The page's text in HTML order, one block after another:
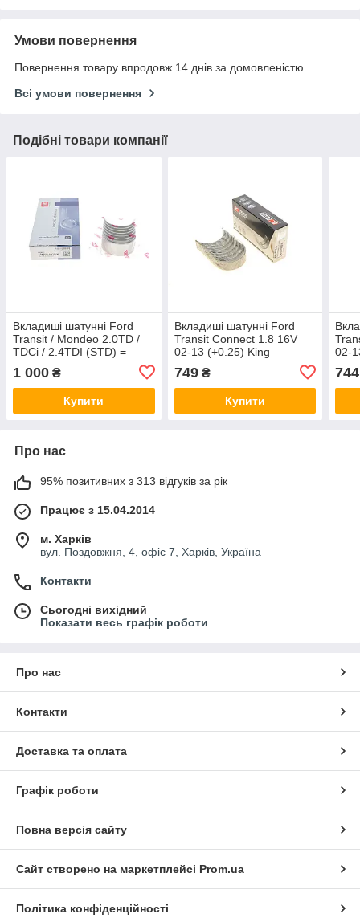
Умови повернення
Повернення товару впродовж 14 днів за домовленістю
Всі умови повернення
Подібні товари компанії
Вкладиші шатунні Ford
Transit / Mondeo 2.0TD /
TDCi / 2.4TDI (STD) =
181021000700
1 000 ₴
Купити
Вкладиші шатунні Ford
Transit Connect 1.8 16V
02-13 (+0.25) King
749₴
Купити
02-
744
Про нас
95% позитивних з 313 відгуків за рік
Працює з 15.04.2014
м. Харків
вул. Поздовжня, 4, офіс 7, Харків, Україна
Контакти
Сьогодні вихідний
Показати весь графік роботи
Про нас
Контакти
Доставка та оплата
Графік роботи
Повна версія сайту
Сайт створено на маркетплейсі Prom.ua
Політика конфіденційності